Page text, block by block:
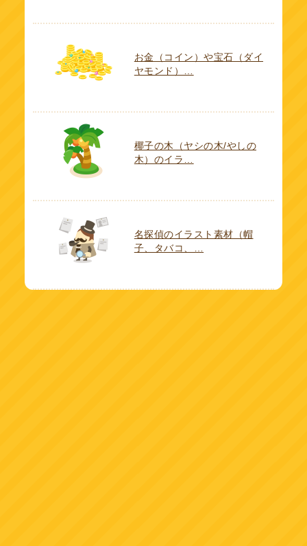
お金（コイン）や宝石（ダイ
ヤモンド）…
椰子の木（ヤシの木/やしの
木）のイラ…
名探偵のイラスト素材（帽
子、タバコ、…